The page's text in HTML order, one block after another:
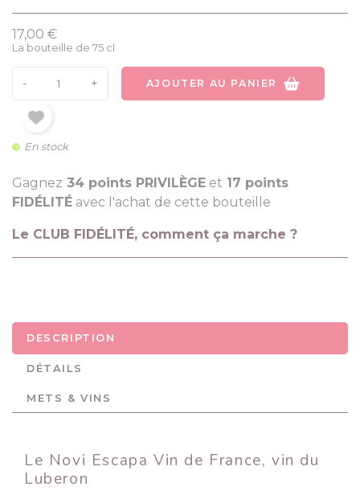
17,00 €
La bouteille de 75 cl
- + AJOUTER AU PANIER
En stock
Gagnez 34 points PRIVILÈGE et 17 points
FIDÉLITÉ avec l'achat de cette bouteille
Le CLUB FIDÉLITÉ, comment ça marche ?
DESCRIPTION
DÉTAILS
METS & VINS
Le Novi Escapa Vin de France, vin du
Luberon